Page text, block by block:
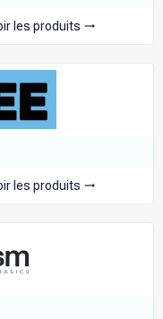
les produits trending_flat
les produits trending_flat